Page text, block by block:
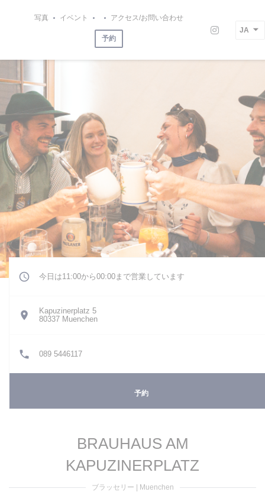
写真 イベント
((新しいウィンドウで開きます))
アクセス/お問い合わせ
予約 Instagram
JA
今日は11:00から00:00まで営業しています
Kapuzinerplatz 5
80337 Muenchen((新しいウィンドウで開きます))
089 5446117
予約
BRAUHAUS AM
KAPUZINERPLATZ
ブラッセリー Muenchen